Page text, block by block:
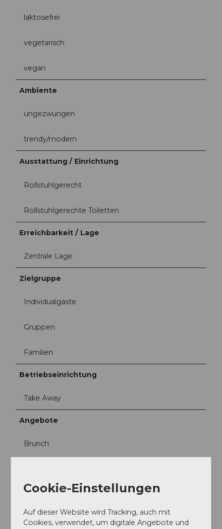
laktosefrei
vegetarisch
vegan
Ambiente
ungezwungen
trendy/modern
Ausstattung / Einrichtung
Rollstuhlgerecht
Rollstuhlgerechte Toiletten
Erreichbarkeit / Lage
Zentrale Lage
Zielgruppe
Individualgäste
Gruppen
Familien
Betriebseinrichtung
Take Away
Angebote
Brunch
Mittagessen
Social Media
Cookie-Einstellungen
Auf dieser Website wird Tracking, auch mit
Cookies, verwendet, um digitale Angebote und